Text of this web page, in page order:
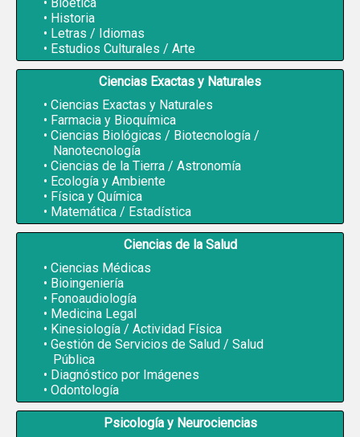
Historia
Letras / Idiomas
Estudios Culturales / Arte
Ciencias Exactas y Naturales
Ciencias Exactas y Naturales
Farmacia y Bioquímica
Ciencias Biológicas / Biotecnología /
Nanotecnología
Ciencias de la Tierra / Astronomía
Ecología y Ambiente
Física y Química
Matemática / Estadística
Ciencias de la Salud
Ciencias Médicas
Bioingeniería
Fonoaudiología
Medicina Legal
Kinesiología / Actividad Física
Gestión de Servicios de Salud / Salud
Pública
Diagnóstico por Imágenes
Odontología
Psicología y Neurociencias